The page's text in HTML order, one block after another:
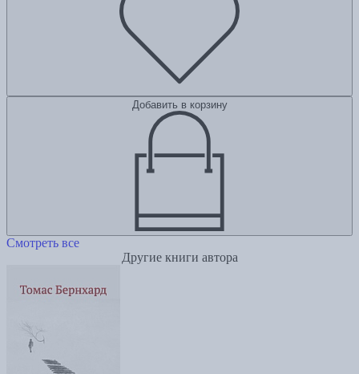
Добавить в корзину
Смотреть все
Другие книги автора